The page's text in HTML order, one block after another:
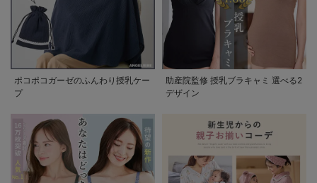
ポコポコガーゼのふんわり授乳ケー
プ
助産院監修 授乳ブラキャミ 選べる2
デザイン